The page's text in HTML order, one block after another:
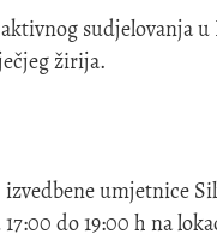
sudjelovanja
žirija.
umjetnice
do 19:00 h na